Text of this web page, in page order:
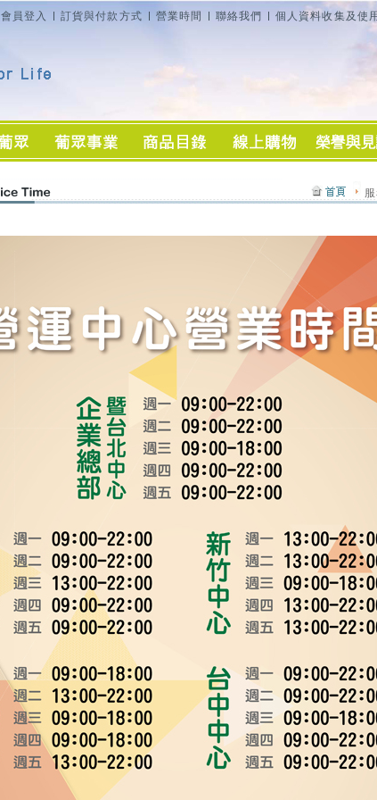
會員登入 訂貨與付款方式 營業時間 聯絡我們 個人資料收集及使